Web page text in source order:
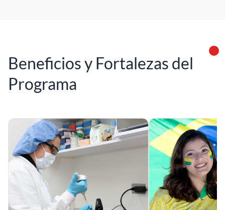
Beneficios y Fortalezas del
Programa
Espacios de Estudio